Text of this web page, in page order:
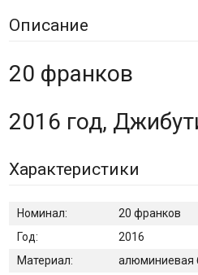
Описание
20 франков
2016 год,
Характеристики
Номинал:
20 франков
Год:
2016
Материал:
алюминиевая